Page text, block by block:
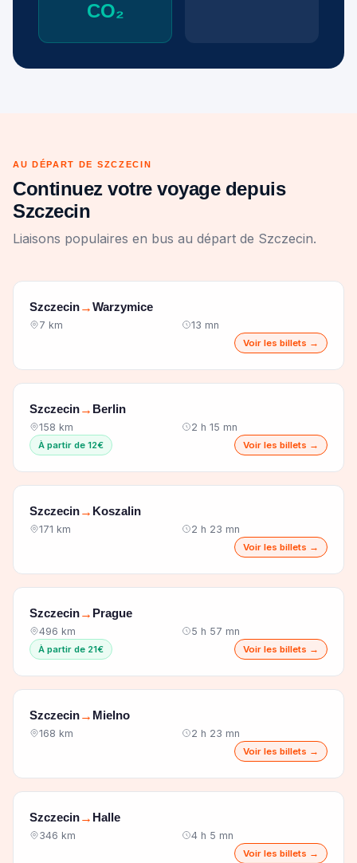
CO₂
AU DÉPART DE SZCZECIN
Continuez votre voyage depuis
Szczecin
Liaisons populaires en bus au départ de Szczecin.
Szczecin→Warzymice
7 km 13 mn
Voir les billets →
Szczecin→ Berlin
158 km 2 h 15 mn
À partir de 12€ Voir les billets →
Szczecin→ Koszalin
171 km 2 h 23 mn
Voir les billets →
Szczecin→ Prague
496 km 5 h 57 mn
À partir de 21€ Voir les billets →
Szczecin→ Mielno
168 km 2 h 23 mn
Voir les billets →
Szczecin→ Halle
346 km 4 h 5 mn
Voir les billets →